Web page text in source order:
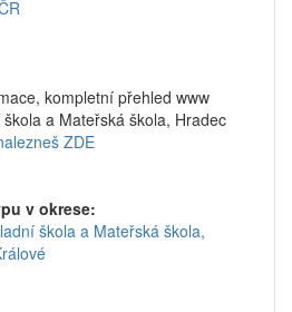
kompletní přehled www
a Mateřská škola, Hradec
ZDE
v okrese:
škola a Mateřská škola,